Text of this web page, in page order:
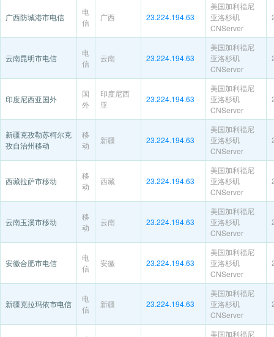
广西防城港市电信
电
信
广西 23.224.194.63
美国加利福尼
亚洛杉矶
CNServer
云南昆明市电信
电
信
云南 23.224.194.63
美国加利福尼
亚洛杉矶
CNServer
印度尼西亚国外
国
外
印度尼西
亚
23.224.194.63
美国加利福尼
亚洛杉矶
CNServer
新疆克孜勒苏柯尔克
孜自治州移动
移
动
新疆 23.224.194.63
美国加利福尼
亚洛杉矶
CNServer
西藏拉萨市移动
移
动
西藏 23.224.194.63
美国加利福尼
亚洛杉矶
CNServer
云南玉溪市移动
移
动
云南 23.224.194.63
美国加利福尼
亚洛杉矶
CNServer
安徽合肥市电信
电
信
安徽 23.224.194.63
美国加利福尼
亚洛杉矶
CNServer
新疆克拉玛依市电信
电
信
新疆 23.224.194.63
美国加利福尼
亚洛杉矶
CNServer
美国加利福尼